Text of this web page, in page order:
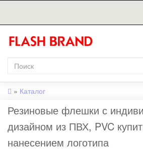
» Каталог
Резиновые флешки с
дизайном из ПВХ, PVC
нанесением логотипа